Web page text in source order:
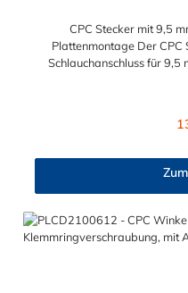
CPC Stecker mit 9,5
Plattenmontage Der
Schlauchanschluss für 9,5
Verbindungsstück mit
allen Kupplungen der